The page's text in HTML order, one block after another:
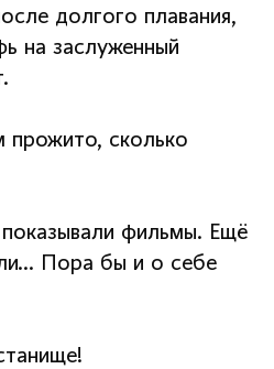
долгого плавания,
на заслуженный
прожито, сколько
фильмы. Ещё
Пора бы и о себе